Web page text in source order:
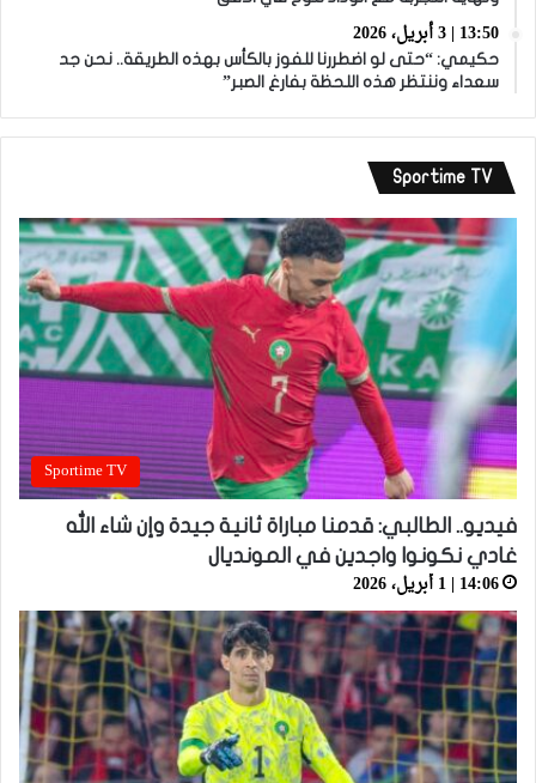
13:50 | 3 أبريل، 2026
حكيمي: “حتى لو اضطررنا للفوز بالكأس بهذه الطريقة.. نحن جد
سعداء وننتظر هذه اللحظة بفارغ الصبر”
Sportime TV
Sportime TV
فيديو.. الطالبي: قدمنا مباراة ثانية جيدة وإن شاء الله
غادي نكونوا واجدين في المونديال
14:06 | 1 أبريل، 2026